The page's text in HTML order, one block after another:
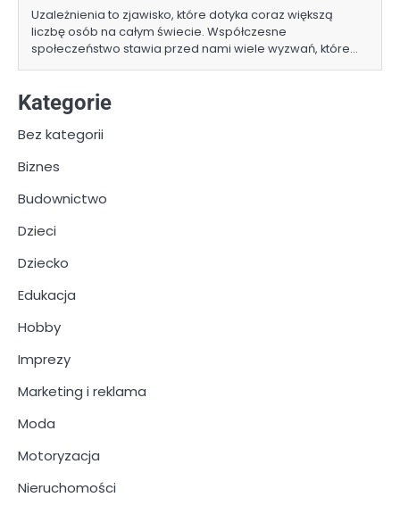
Uzależnienia to zjawisko, które dotyka coraz większą
liczbę osób na całym świecie. Współczesne
społeczeństwo stawia przed nami wiele wyzwań, które…
Kategorie
Bez kategorii
Biznes
Budownictwo
Dzieci
Dziecko
Edukacja
Hobby
Imprezy
Marketing i reklama
Moda
Motoryzacja
Nieruchomości